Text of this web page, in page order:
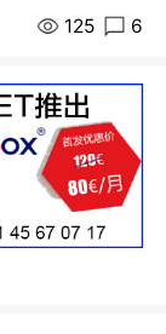
125 6